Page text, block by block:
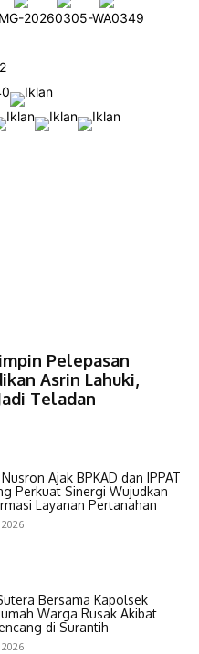
Pelepasan
Asrin Lahuki,
Teladan
Ajak BPKAD dan IPPAT
Perkuat Sinergi Wujudkan
Layanan Pertanahan
Bersama Kapolsek
Warga Rusak Akibat
di Surantih